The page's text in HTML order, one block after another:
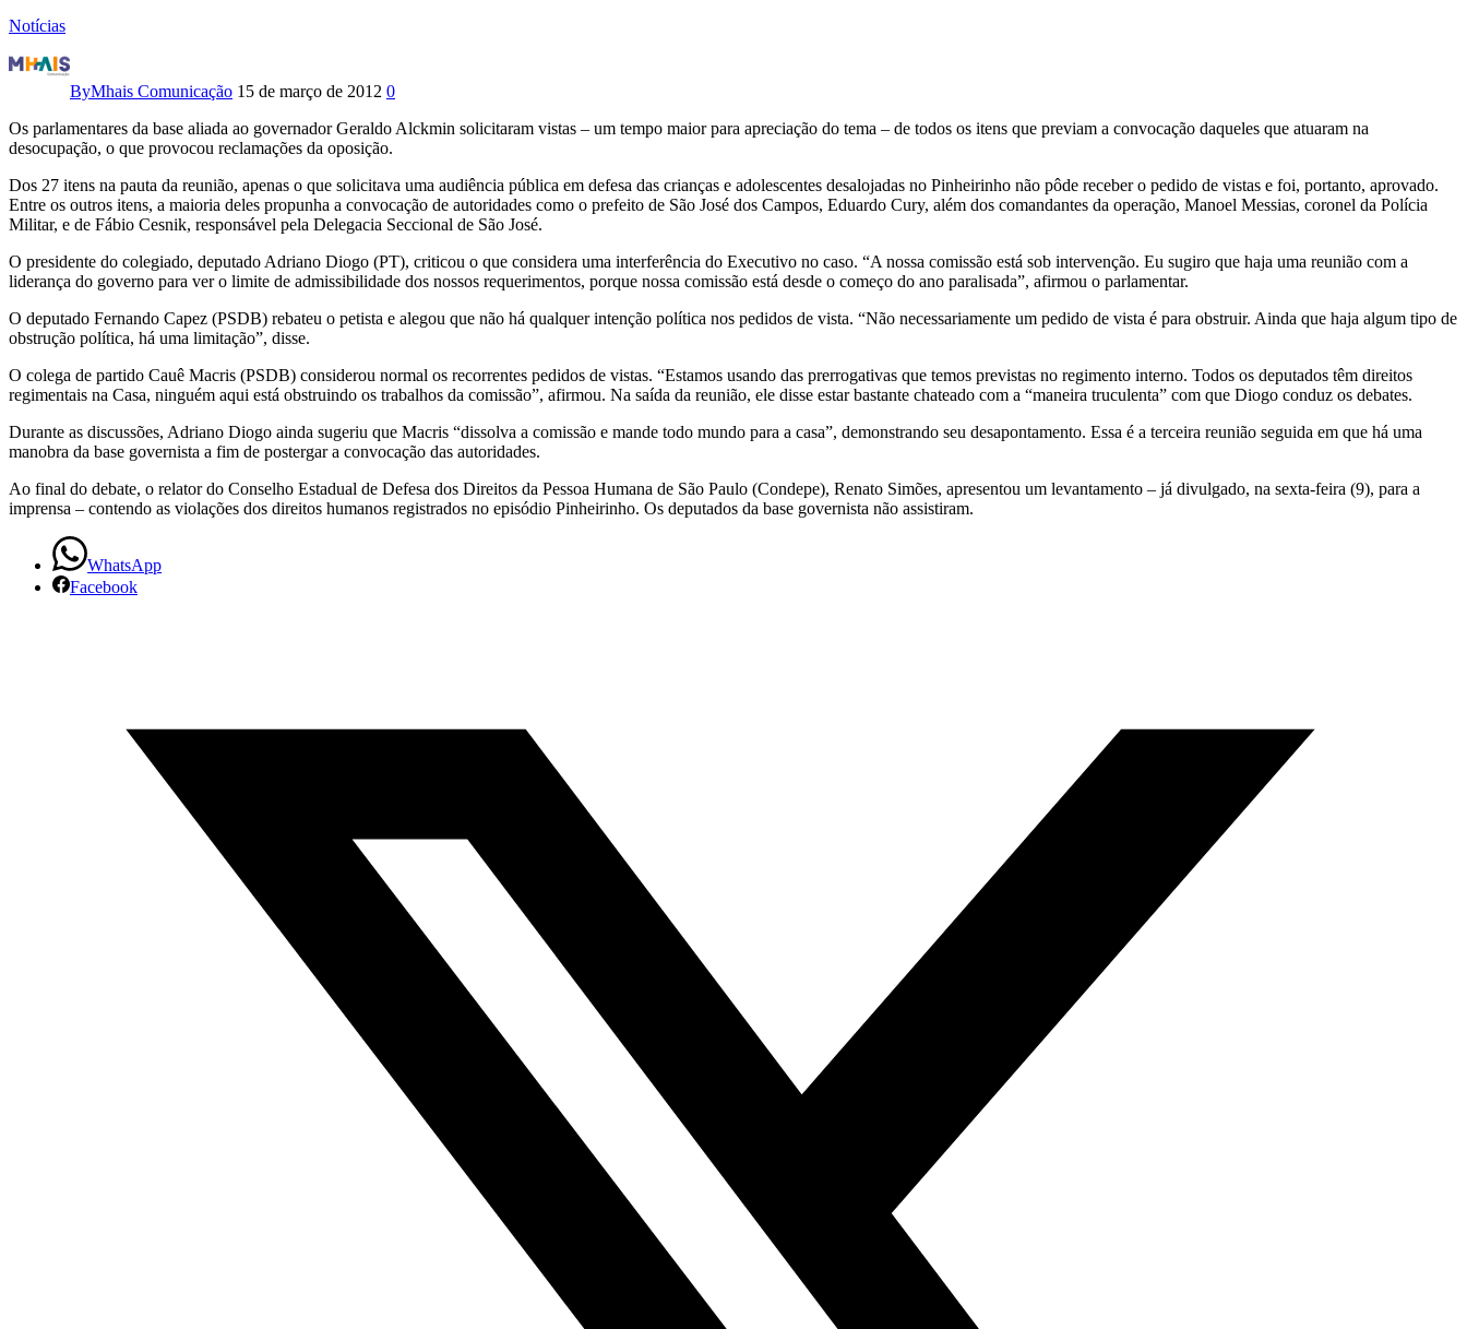
Notícias
Manobra
base
de
Alckmin
impede
convocação
de
responsáveis
pelo
Pinheirinho
ByMhais Comunicação 15 de março de 2012 0
Os parlamentares da base aliada ao governador Geraldo Alckmin solicitaram vistas – um tempo maior para apreciação do tema – de todos os itens que previam a convocação daqueles que atuaram na
desocupação, o que provocou reclamações da oposição.
Dos 27 itens na pauta da reunião, apenas o que solicitava uma audiência pública em defesa das crianças e adolescentes desalojadas no Pinheirinho não pôde receber o pedido de vistas e foi, portanto, aprovado.
Entre os outros itens, a maioria deles propunha a convocação de autoridades como o prefeito de São José dos Campos, Eduardo Cury, além dos comandantes da operação, Manoel Messias, coronel da Polícia
Militar, e de Fábio Cesnik, responsável pela Delegacia Seccional de São José.
O presidente do colegiado, deputado Adriano Diogo (PT), criticou o que considera uma interferência do Executivo no caso. “A nossa comissão está sob intervenção. Eu sugiro que haja uma reunião com a
liderança do governo para ver o limite de admissibilidade dos nossos requerimentos, porque nossa comissão está desde o começo do ano paralisada”, afirmou o parlamentar.
O deputado Fernando Capez (PSDB) rebateu o petista e alegou que não há qualquer intenção política nos pedidos de vista. “Não necessariamente um pedido de vista é para obstruir. Ainda que haja algum tipo de
obstrução política, há uma limitação”, disse.
O colega de partido Cauê Macris (PSDB) considerou normal os recorrentes pedidos de vistas. “Estamos usando das prerrogativas que temos previstas no regimento interno. Todos os deputados têm direitos
regimentais na Casa, ninguém aqui está obstruindo os trabalhos da comissão”, afirmou. Na saída da reunião, ele disse estar bastante chateado com a “maneira truculenta” com que Diogo conduz os debates.
Durante as discussões, Adriano Diogo ainda sugeriu que Macris “dissolva a comissão e mande todo mundo para a casa”, demonstrando seu desapontamento. Essa é a terceira reunião seguida em que há uma
manobra da base governista a fim de postergar a convocação das autoridades.
Ao final do debate, o relator do Conselho Estadual de Defesa dos Direitos da Pessoa Humana de São Paulo (Condepe), Renato Simões, apresentou um levantamento – já divulgado, na sexta-feira (9), para a
imprensa – contendo as violações dos direitos humanos registrados no episódio Pinheirinho. Os deputados da base governista não assistiram.
WhatsApp
Facebook